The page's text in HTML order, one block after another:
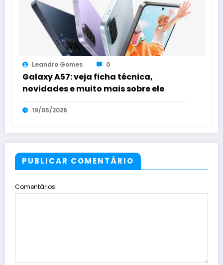
Leandro Gomes 0
Galaxy A57: veja ficha técnica,
novidades e muito mais sobre ele
19/05/2026
PUBLICAR COMENTÁRIO
Comentários